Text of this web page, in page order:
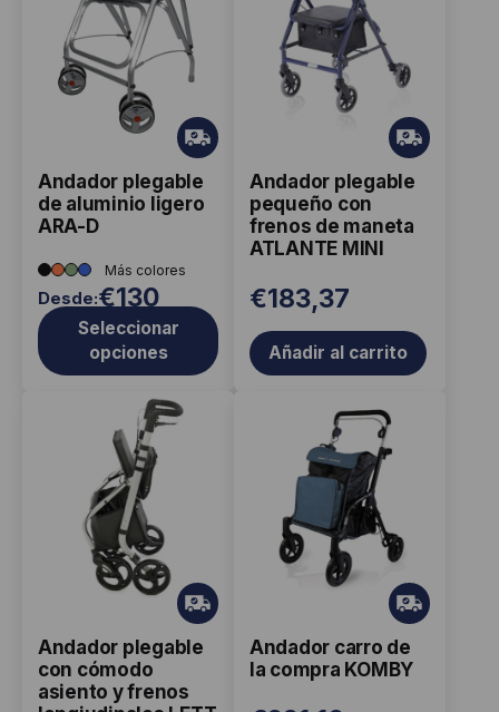
Andador plegable
de aluminio ligero
ARA-D
Gr
ati
s
Desde:€130
Seleccionar
opciones
tiene
múltiples
variantes.
pueden
elegir
página
de
producto
Andador plegable
pequeño con
frenos de maneta
ATLANTE MINI
Gr
ati
s
€183,37
Añadir al carrito
Andador plegable
con cómodo
asiento y frenos
Gr
ati
s
producto
múltiples
variantes.
pueden
elegir
Andador carro de
la compra KOMBY
Gr
ati
s